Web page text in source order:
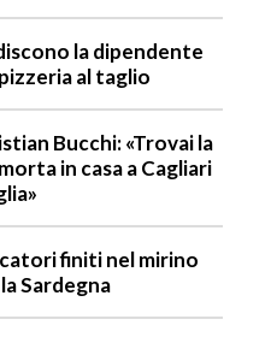
la dipendente
al taglio
Bucchi: «Trovai la
in casa a Cagliari
finiti nel mirino
Sardegna